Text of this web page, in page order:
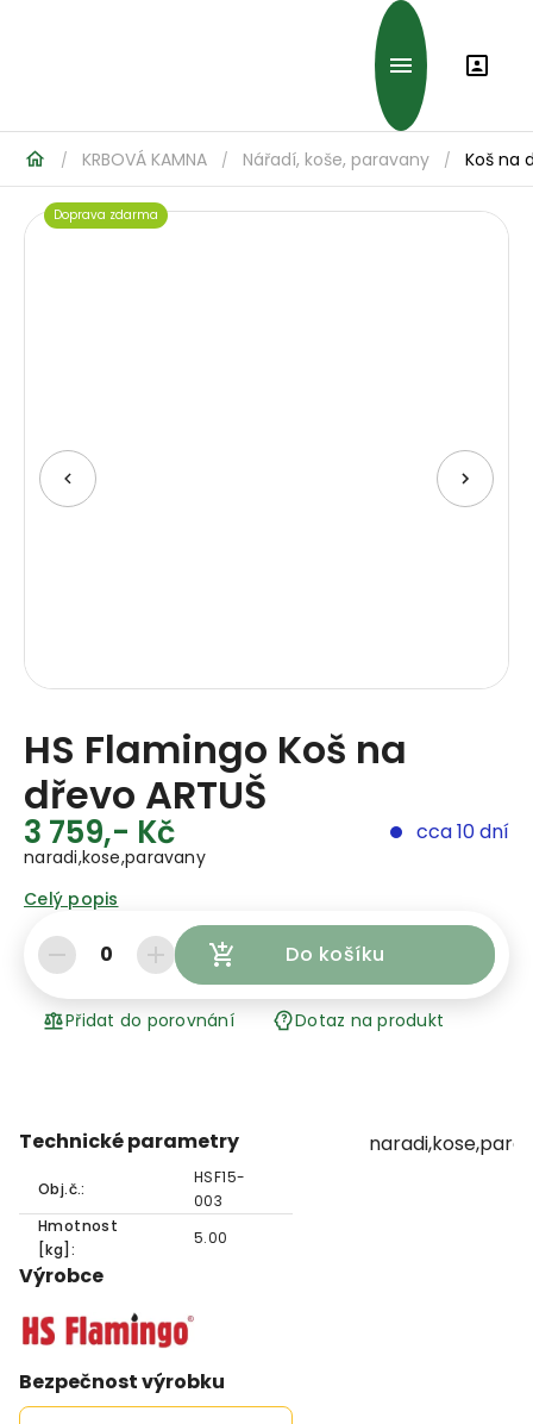
/ KRBOVÁ KAMNA / Nářadí, koše, paravany / Koš na
Doprava zdarma
HS Flamingo Koš na
dřevo ARTUŠ
3 759,- Kč cca 10 dní
naradi,kose,paravany
Celý popis
0 Do košíku
Přidat do porovnání Dotaz na produkt
Technické parametry
Obj.č.:
HSF15-
003
Hmotnost
[kg]:
5.00
Výrobce
Bezpečnost výrobku